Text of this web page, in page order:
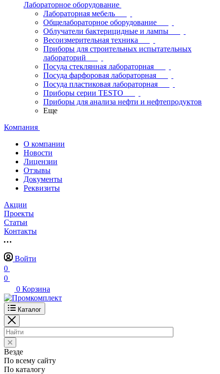
Лабораторное оборудование
Лабораторная мебель
Общелабораторное оборудование
Облучатели бактерицидные и лампы
Весоизмерительная техника
Приборы для строительных испытательных
лабораторий
Посуда стеклянная лабораторная
Посуда фарфоровая лабораторная
Посуда пластиковая лабораторная
Приборы серии TESTO
Приборы для анализа нефти и нефтепродуктов
Еще
Компания
О компании
Новости
Лицензии
Отзывы
Документы
Реквизиты
Акции
Проекты
Статьи
Контакты
Войти
0
0
0 Корзина
Каталог
Везде
По всему сайту
По каталогу